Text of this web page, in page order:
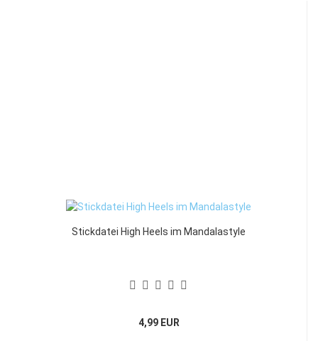
Stickdatei High Heels im Mandalastyle
4,99 EUR